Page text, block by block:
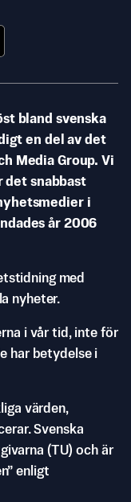
bland svenska
en del av det
Media Group. Vi
det snabbast
i
år 2006
med
nyheter.
i vår tid, inte för
har betydelse i
värden,
Svenska
(TU) och är
enligt